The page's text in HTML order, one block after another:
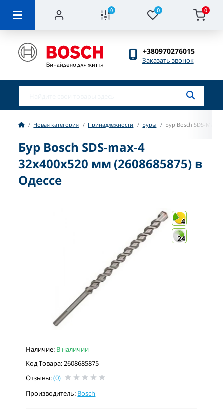
0 0 0
+380970276015
Заказать звонок
Новая категория Принадлежности Буры Бур Bosch SDS-Max-
Бур Bosch SDS-max-4
32х400х520 мм (2608685875) в
Одессе
Наличие: В наличии
Код Товара: 2608685875
Отзывы:(0)
Производитель: Bosch
4
24